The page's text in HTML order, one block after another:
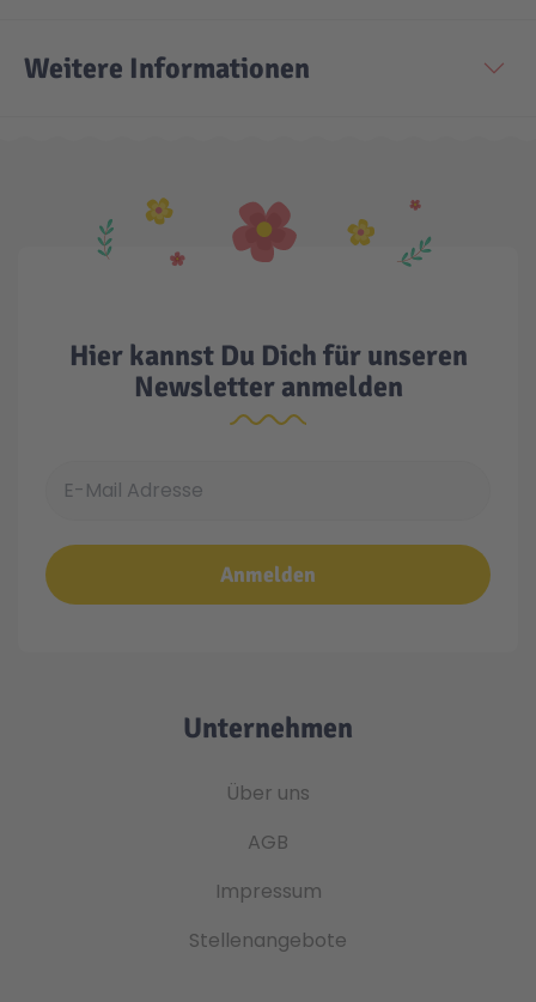
Weitere Informationen
Hier kannst Du Dich für unseren
Newsletter anmelden
Anmelden
Unternehmen
Über uns
AGB
Impressum
Stellenangebote